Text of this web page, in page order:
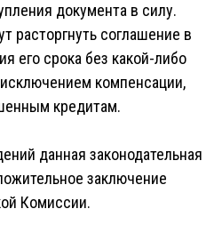
документа в силу.
расторгнуть соглашение в
его срока без какой-либо
компенсации,
кредитам.
данная законодательная
заключение
Комиссии.